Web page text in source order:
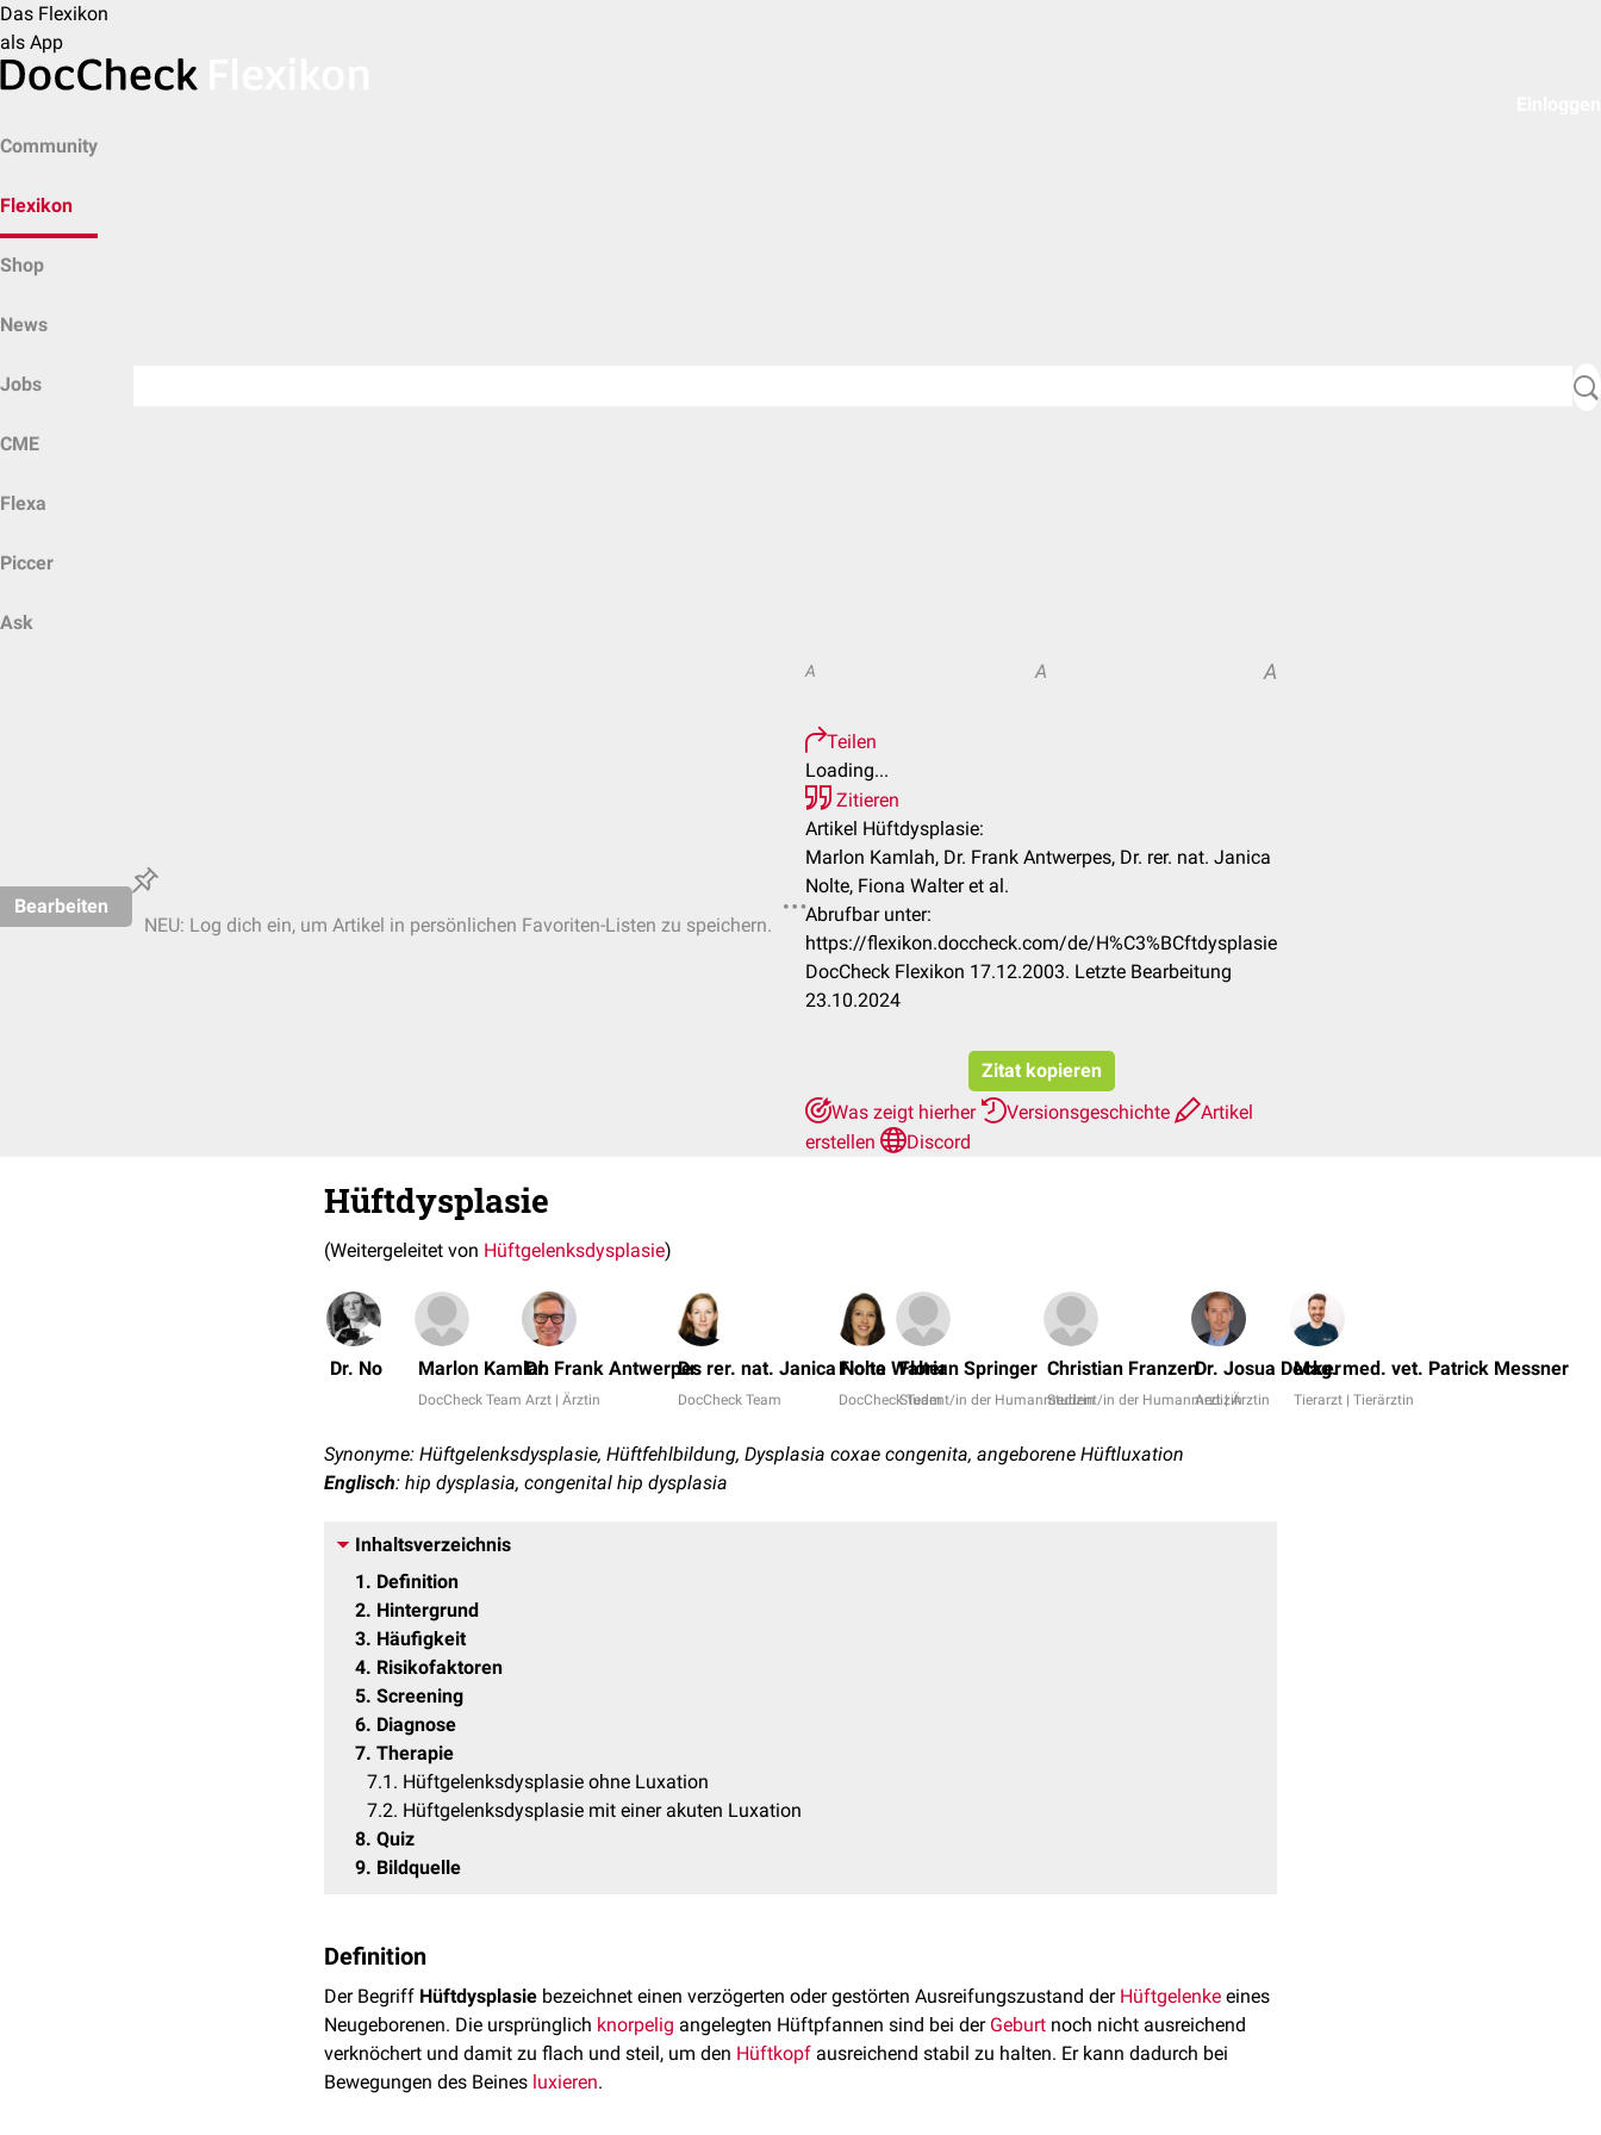
Das Flexikon
als App
Community
Flexikon
Shop
News
Jobs
CME
Flexa
Piccer
Ask
Bearbeiten
NEU: Log dich ein, um Artikel in persönlichen Favoriten-Listen zu speichern.
A A A
Teilen
Loading...
Zitieren
Artikel Hüftdysplasie:
Marlon Kamlah, Dr. Frank Antwerpes, Dr. rer. nat. Janica
Nolte, Fiona Walter et al.
Abrufbar unter:
https://flexikon.doccheck.com/de/H%C3%BCftdysplasie
DocCheck Flexikon 17.12.2003. Letzte Bearbeitung
23.10.2024
Zitat kopieren
Was zeigt hierher
Versionsgeschichte
Artikel
erstellen
Discord
Hüftdysplasie
(Weitergeleitet von Hüftgelenksdysplasie)
Dr. No Marlon Kamlah
DocCheck Team
Dr. Frank Antwerpes
Arzt | Ärztin
Dr. rer. nat. Janica Nolte
DocCheck Team
Fiona Walter
DocCheck Team
Florian Springer
Student/in der Humanmedizin
Christian Franzen
Student/in der Humanmedizin
Dr. Josua Decker
Arzt | Ärztin
Mag. med. vet. Patrick Messner
Tierarzt | Tierärztin
Synonyme: Hüftgelenksdysplasie, Hüftfehlbildung, Dysplasia coxae congenita, angeborene Hüftluxation
Englisch: hip dysplasia, congenital hip dysplasia
Inhaltsverzeichnis
1
Definition
2 Hintergrund
3 Häufigkeit
4 Risikofaktoren
5 Screening
6 Diagnose
7 Therapie
7.1
Hüftgelenksdysplasie ohne Luxation
7.2 Hüftgelenksdysplasie mit einer akuten Luxation
8 Quiz
9 Bildquelle
Definition
Der Begriff Hüftdysplasie bezeichnet einen verzögerten oder gestörten Ausreifungszustand der Hüftgelenke eines
Neugeborenen. Die ursprünglich knorpelig angelegten Hüftpfannen sind bei der Geburt noch nicht ausreichend
verknöchert und damit zu flach und steil, um den Hüftkopf ausreichend stabil zu halten. Er kann dadurch bei
Bewegungen des Beines luxieren.